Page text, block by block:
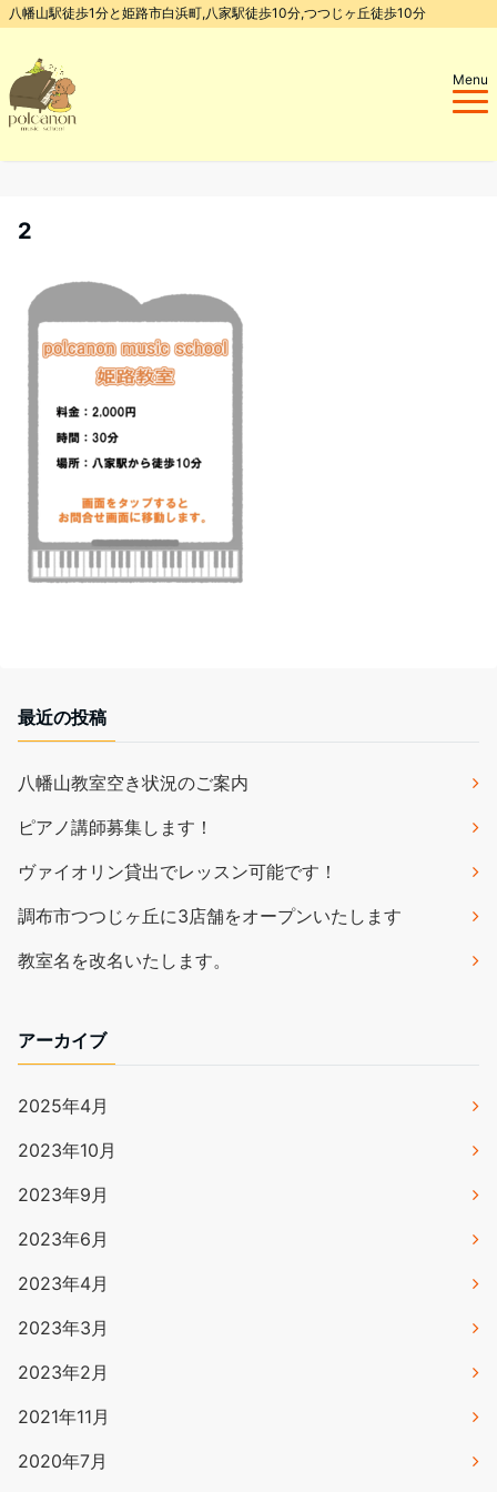
八幡山駅徒歩1分と姫路市白浜町,八家駅徒歩10分,つつじヶ丘徒歩10分
Menu
2
最近の投稿
八幡山教室空き状況のご案内
ピアノ講師募集します！
ヴァイオリン貸出でレッスン可能です！
調布市つつじヶ丘に3店舗をオープンいたします
教室名を改名いたします。
アーカイブ
2025年4月
2023年10月
2023年9月
2023年6月
2023年4月
2023年3月
2023年2月
2021年11月
2020年7月